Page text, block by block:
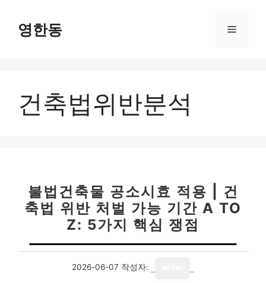
영한동 메
건축법위반분석
불법건축물 공소시효 적용 | 건
축법 위반 처벌 가능 기간 A TO
Z: 5가지 핵심 쟁점
2026-06-07 작성자: